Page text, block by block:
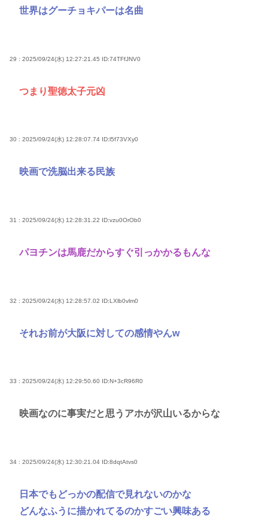
世界はグーチョキパーは名曲
29 : 2025/09/24(水) 12:27:21.45 ID:74TFfJNV0
つまり聖徳太子元凶
30 : 2025/09/24(水) 12:28:07.74 ID:l5f73VXy0
映画で洗脳出来る民族
31 : 2025/09/24(水) 12:28:31.22 ID:vzu0OrOb0
パヨチンは馬鹿だからすぐ引っかかるもんな
32 : 2025/09/24(水) 12:28:57.02 ID:LXlb0vlm0
それお前が大阪に対しての感情やんw
33 : 2025/09/24(水) 12:29:50.60 ID:N+3cR96R0
映画なのに事実だと思うアホが沢山いるからな
34 : 2025/09/24(水) 12:30:21.04 ID:8dqtAtvs0
日本でもどっかの配信で見れないのかな
どんなふうに描かれてるのかすごい興味ある